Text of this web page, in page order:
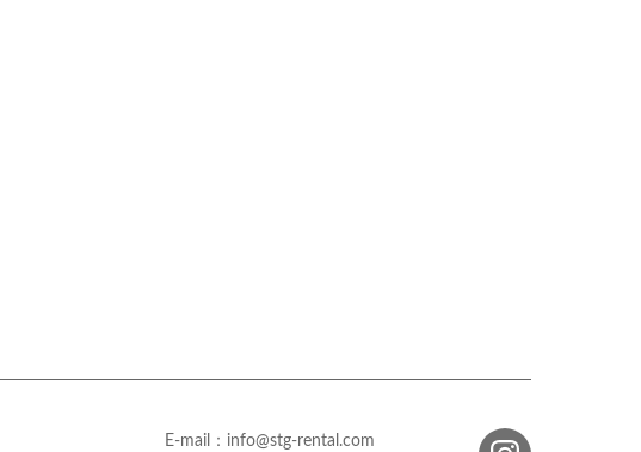
E-mail：info@stg-rental.com